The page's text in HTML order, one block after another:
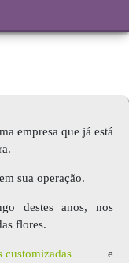
empresa que já está
sua operação.
destes anos, nos
flores.
customizadase